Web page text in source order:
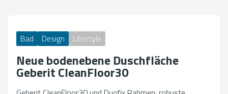
Bad Design Lifestyle
Neue bodenebene Duschfläche
Geberit CleanFloor30